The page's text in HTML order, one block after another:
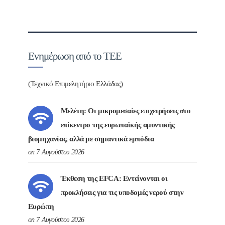
Ενημέρωση από το ΤΕΕ
(Τεχνικό Επιμελητήριο Ελλάδας)
Μελέτη: Οι μικρομεσαίες επιχειρήσεις στο
επίκεντρο της ευρωπαϊκής αμυντικής
βιομηχανίας, αλλά με σημαντικά εμπόδια
on 7 Αυγούστου 2026
Έκθεση της EFCA: Εντείνονται οι
προκλήσεις για τις υποδομές νερού στην
Ευρώπη
on 7 Αυγούστου 2026